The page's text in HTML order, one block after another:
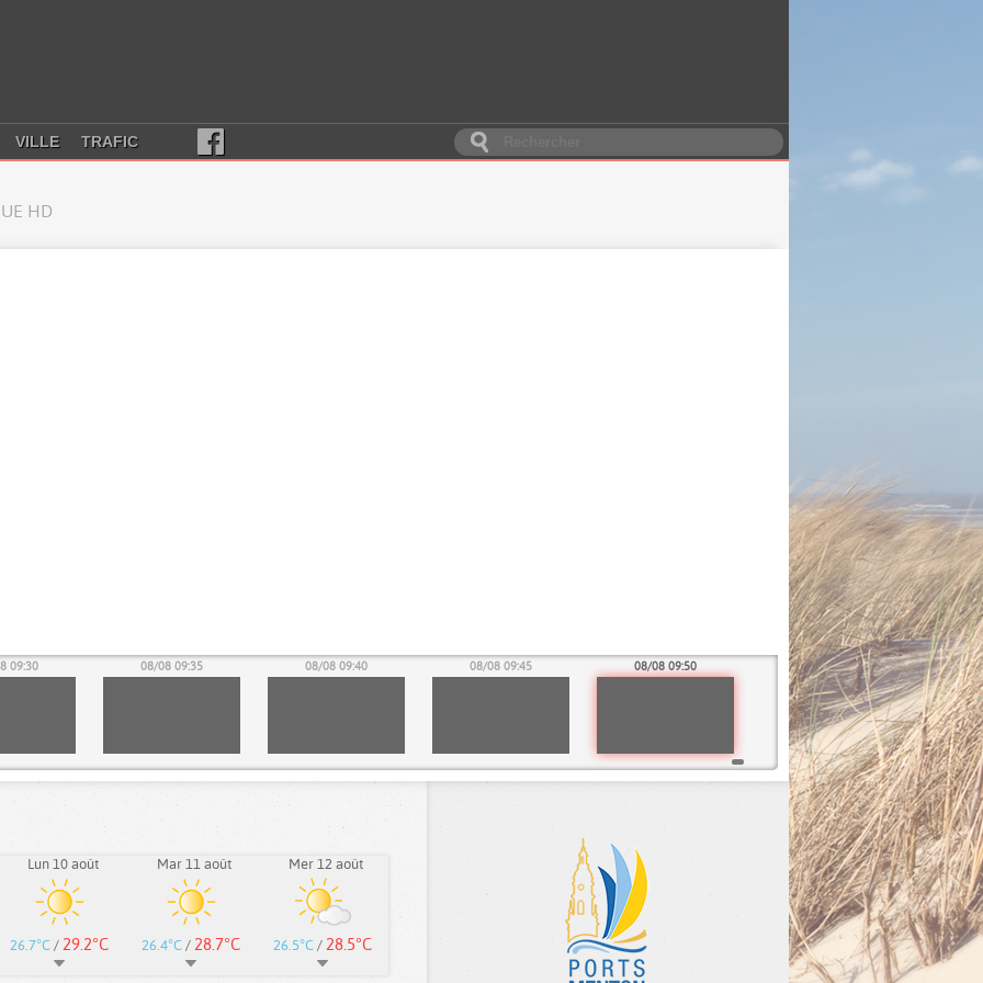
VILLE TRAFIC
HD
09:30 08/08 09:35 08/08 09:40 08/08 09:45 08/08 09:50
Lun 10 août
26.7°C / 29.2°C
Mar 11 août
26.4°C / 28.7°C
Mer 12 août
26.5°C / 28.5°C